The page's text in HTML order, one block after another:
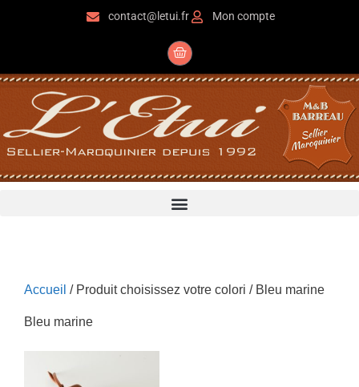
contact@letui.fr Mon compte
Accueil / Produit choisissez votre colori / Bleu marine
Bleu marine